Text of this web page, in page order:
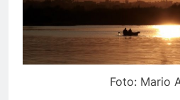
Foto: Mario